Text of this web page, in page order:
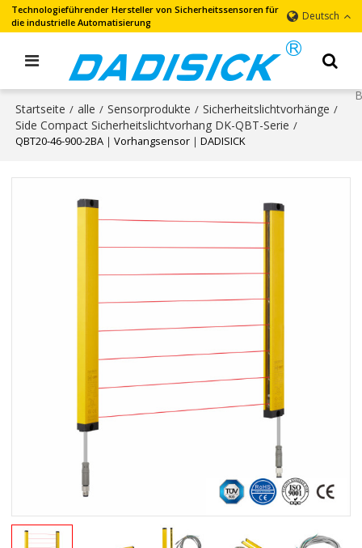
Technologieführender Hersteller von Sicherheitssensoren für
die industrielle Automatisierung
Deutsch
Startseite / alle / Sensorprodukte / Sicherheitslichtvorhänge /
Side Compact Sicherheitslichtvorhang DK-QBT-Serie /
QBT20-46-900-2BA｜Vorhangsensor｜DADISICK